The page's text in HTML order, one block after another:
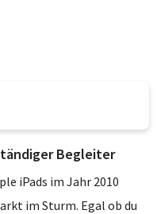
Begleiter
iPads im Jahr 2010
im Sturm. Egal ob du